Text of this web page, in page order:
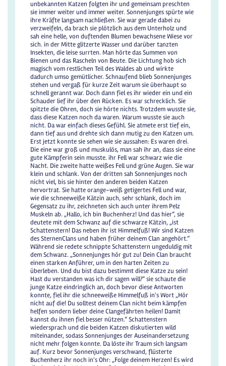
unbekannten Katzen folgten ihr und gemeinsam preschten
sie immer weiter und immer weiter. Sonnenjunges spürte wie
ihre Kräfte langsam nachließen. Sie war gerade dabei zu
verzweifeln, da brach sie plötzlich aus dem Unterholz und
sah eine helle, von duftenden Blumen bewachsene Wiese vor
sich. in der Mitte glitzerte Wasser und darüber tanzten
Insekten, die leise surrten. Man hörte das Summen von
Bienen und das Rascheln von Beute. Die Lichtung hob sich
magisch vom restlichen Teil des Waldes ab und wirkte
dadurch umso gemütlicher. Schnaufend blieb Sonnenjunges
stehen und vergaß für kurze Zeit warum sie überhaupt so
schnell gerannt war. Doch dann fiel es ihr wieder ein und ein
Schauder lief ihr über den Rücken. Es war schrecklich. Sie
spitzte die Ohren, doch sie hörte nichts. Trotzdem wusste sie,
dass diese Katzen noch da waren. Warum wusste sie auch
nicht. Da war einfach dieses Gefühl. Sie atmete erst tief ein,
dann tief aus und drehte sich dann mutig zu den Katzen um.
Erst jetzt konnte sie sehen wie sie aussahen: Es waren drei.
Die eine war groß und muskulös, man sah ihr an, dass sie eine
gute Kämpferin sein musste. ihr Fell war schwarz wie die
Nacht. Die zweite hatte weißes Fell und grüne Augen. Sie war
klein und schlank. Von der dritten sah Sonnenjunges noch
nicht viel, bis sie hinter den anderen beiden Katzen
hervortrat. Sie hatte orange-weiß getigertes Fell und war,
wie die schneeweiße Kätzin auch, sehr schlank, doch im
Gegensatz zu ihr, zeichneten sich auch unter ihrem Pelz
Muskeln ab. „Hallo, ich bin Buchenherz! Und das hier“, sie
deutete mit dem Schwanz auf die schwarze Kätzin, „ist
Schattenstern! Das neben ihr ist Himmelfuß! Wir sind Katzen
des SternenClans und haben früher deinem Clan angehört.“
Während sie redete schnippte Schattenstern ungeduldig mit
dem Schwanz. „Sonnenjunges hör gut zu! Dein Clan braucht
einen starken Anführer, um in den harten Zeiten zu
überleben. Und du bist dazu bestimmt diese Katze zu sein!
Hast du verstanden was ich dir sagen will?“ sie schaute die
junge Katze eindringlich an, doch bevor diese Antworten
konnte, fiel ihr die schneeweiße Himmelfuß in's Wort „Hör
nicht auf die! Du solltest deinem Clan nicht beim kämpfen
helfen sondern lieber deine Clangefährten heilen! Damit
kannst du ihnen fiel besser nützen.“ Schattenstern
wiedersprach und die beiden Katzen diskutierten wild
miteinander, sodass Sonnenjunges der Auseinandersetzung
nicht mehr folgen konnte. Da löste ihr Traum sich langsam
auf. Kurz bevor Sonnenjunges verschwand, flüsterte
Buchenherz ihr noch in's Ohr: „Folge deinem Herzen! Es wird